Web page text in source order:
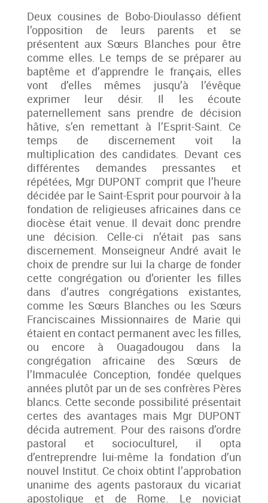
Deux cousines de Bobo-Dioulasso défient
l’opposition de leurs parents et se
présentent aux Sœurs Blanches pour être
comme elles. Le temps de se préparer au
baptême et d’apprendre le français, elles
vont d’elles mêmes jusqu’à l’évêque
exprimer leur désir. Il les écoute
paternellement sans prendre de décision
hâtive, s’en remettant à l’Esprit-Saint. Ce
temps de discernement voit la
multiplication des candidates. Devant ces
différentes demandes pressantes et
répétées, Mgr DUPONT comprit que l’heure
décidée par le Saint-Esprit pour pourvoir à la
fondation de religieuses africaines dans ce
diocèse était venue. Il devait donc prendre
une décision. Celle-ci n’était pas sans
discernement. Monseigneur André avait le
choix de prendre sur lui la charge de fonder
cette congrégation ou d’orienter les filles
dans d’autres congrégations existantes,
comme les Sœurs Blanches ou les Sœurs
Franciscaines Missionnaires de Marie qui
étaient en contact permanent avec les filles,
ou encore à Ouagadougou dans la
congrégation africaine des Sœurs de
l’Immaculée Conception, fondée quelques
années plutôt par un de ses confrères Pères
blancs. Cette seconde possibilité présentait
certes des avantages mais Mgr DUPONT
décida autrement. Pour des raisons d’ordre
pastoral et socioculturel, il opta
d’entreprendre lui-même la fondation d’un
nouvel Institut. Ce choix obtint l’approbation
unanime des agents pastoraux du vicariat
apostolique et de Rome. Le noviciat